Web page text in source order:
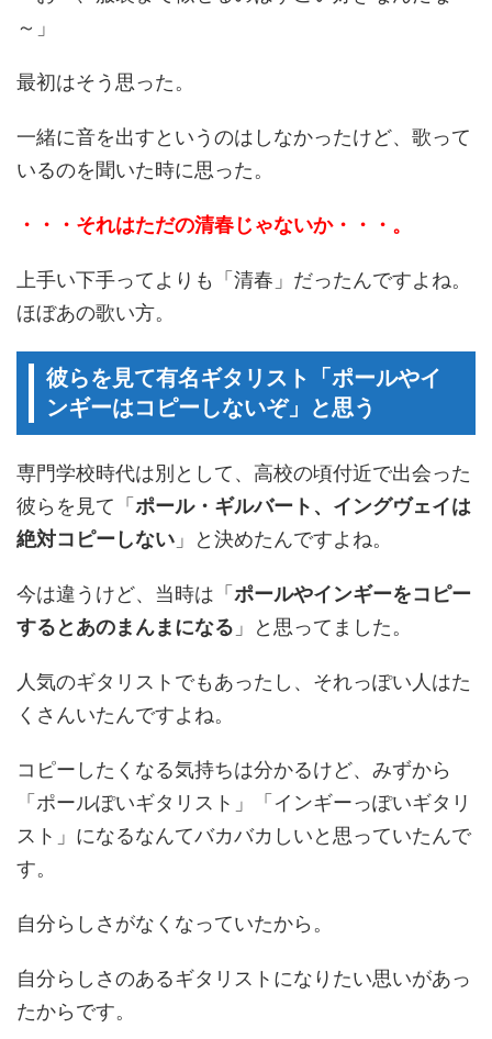
～」
最初はそう思った。
一緒に音を出すというのはしなかったけど、歌って
いるのを聞いた時に思った。
・・・それはただの清春じゃないか・・・。
上手い下手ってよりも「清春」だったんですよね。
ほぼあの歌い方。
彼らを見て有名ギタリスト「ポールやイ
ンギーはコピーしないぞ」と思う
専門学校時代は別として、高校の頃付近で出会った
彼らを見て「 ポール・ギルバート、イングヴェイは
絶対コピーしない 」と決めたんですよね。
今は違うけど、当時は「 ポールやインギーをコピー
するとあのまんまになる 」と思ってました。
人気のギタリストでもあったし、それっぽい人はた
くさんいたんですよね。
コピーしたくなる気持ちは分かるけど、みずから
「ポールぽいギタリスト」「インギーっぽいギタリ
スト」になるなんてバカバカしいと思っていたんで
す。
自分らしさがなくなっていたから。
自分らしさのあるギタリストになりたい思いがあっ
たからです。